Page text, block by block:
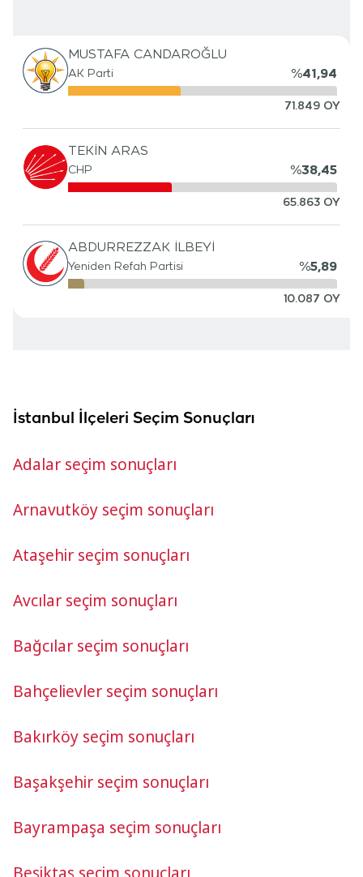
İstanbul İlçeleri Seçim Sonuçları
Adalar seçim sonuçları
Arnavutköy seçim sonuçları
Ataşehir seçim sonuçları
Avcılar seçim sonuçları
Bağcılar seçim sonuçları
Bahçelievler seçim sonuçları
Bakırköy seçim sonuçları
Başakşehir seçim sonuçları
Bayrampaşa seçim sonuçları